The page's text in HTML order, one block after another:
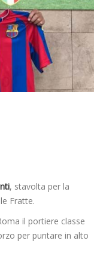
, stavolta per la
Fratte.
il portiere classe
per puntare in alto